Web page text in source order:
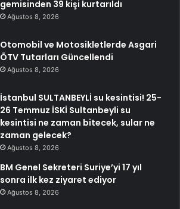
gemisinden 39 kişi kurtarıldı
Ağustos 8, 2026
Otomobil ve Motosikletlerde Asgari
ÖTV Tutarları Güncellendi
Ağustos 8, 2026
İstanbul SULTANBEYLİ su kesintisi! 25-
26 Temmuz İSKİ Sultanbeyli su
kesintisi ne zaman bitecek, sular ne
zaman gelecek?
Ağustos 8, 2026
BM Genel Sekreteri Suriye’yi 17 yıl
sonra ilk kez ziyaret ediyor
Ağustos 8, 2026